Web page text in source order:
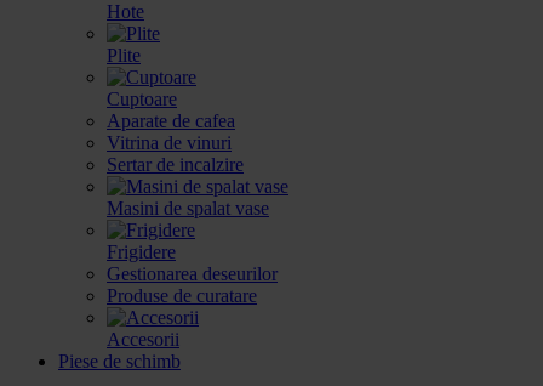
Hote
Plite
Cuptoare
Aparate de cafea
Vitrina de vinuri
Sertar de incalzire
Masini de spalat vase
Frigidere
Gestionarea deseurilor
Produse de curatare
Accesorii
Piese de schimb